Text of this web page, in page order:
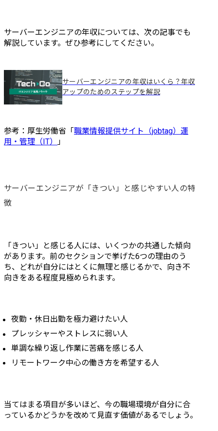
サーバーエンジニアの年収については、次の記事でも
解説しています。ぜひ参考にしてください。
サーバーエンジニアの年収はいくら？年収
アップのためのステップを解説
参考：厚生労働省「 職業情報提供サイト（jobtag）運
用・管理（IT） 」
サーバーエンジニアが「きつい」と感じやすい人の特
徴
「きつい」と感じる人には、いくつかの共通した傾向
があります。前のセクションで挙げた6つの理由のう
ち、どれが自分にはとくに無理と感じるかで、向き不
向きをある程度見極められます。
夜勤・休日出勤を極力避けたい人
プレッシャーやストレスに弱い人
単調な繰り返し作業に苦痛を感じる人
リモートワーク中心の働き方を希望する人
当てはまる項目が多いほど、今の職場環境が自分に合
っているかどうかを改めて見直す価値があるでしょう。